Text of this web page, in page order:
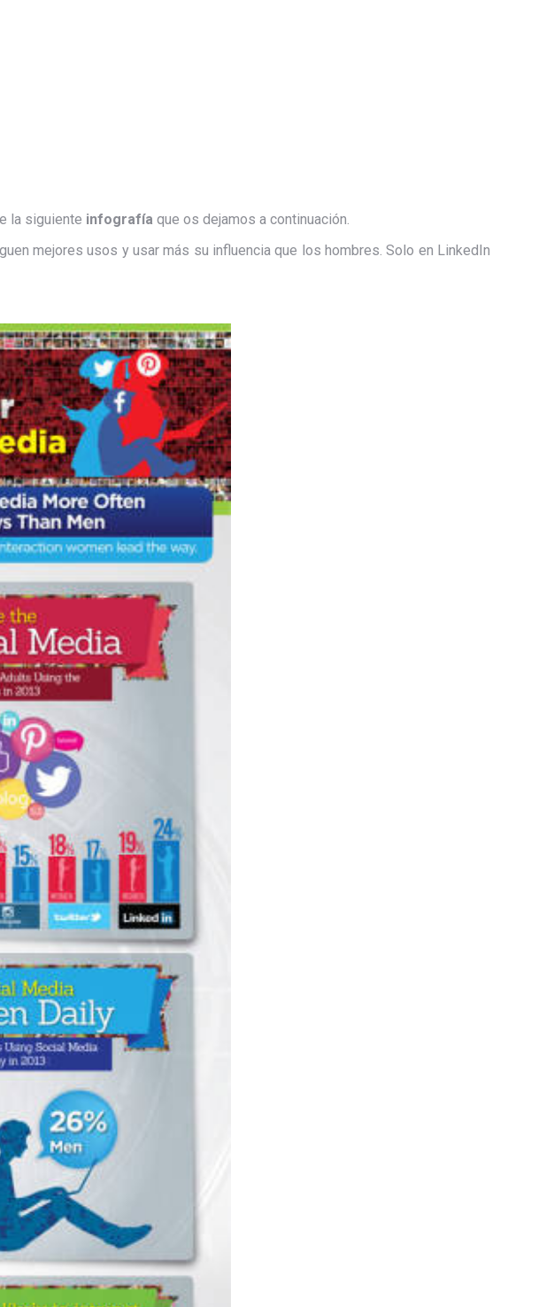
la siguiente infografía que os dejamos a continuación.
mejores usos y usar más su influencia que los hombres. Solo en LinkedIn